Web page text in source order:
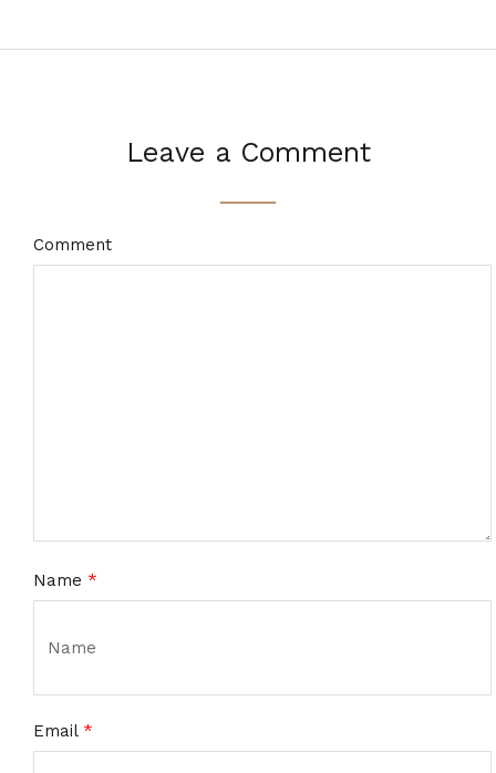
Leave a Comment
Comment
Name *
Email *